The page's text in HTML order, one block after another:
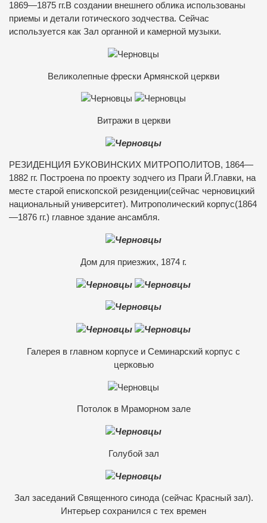
1869—1875 гг.В создании внешнего облика использованы
приемы и детали готического зодчества. Сейчас
используется как Зал органной и камерной музыки.
Великолепные фрески Армянской церкви
Витражи в церкви
РЕЗИДЕНЦИЯ БУКОВИНСКИХ МИТРОПОЛИТОВ, 1864—
1882 гг. Построена по проекту зодчего из Праги Й.Главки, на
месте старой епископской резиденции(сейчас черновицкий
национальный университет). Митрополический корпус(1864
—1876 гг.) главное здание ансамбля.
Дом для приезжих, 1874 г.
Галерея в главном корпусе и Семинарский корпус с
церковью
Потолок в Мраморном зале
Голубой зал
Зал заседаний Священного синода (сейчас Красный зал).
Интерьер сохранился с тех времен